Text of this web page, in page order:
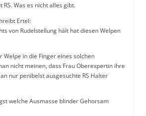
Was es nicht alles gibt.
Ertel:
von Rudelstellung hält hat diesen Welpen
Welpe in die Finger eines solchen
nicht meinen, dass Frau Oberexpertin ihre
nur penibelst ausgesuchte RS Halter
welche Ausmasse blinder Gehorsam